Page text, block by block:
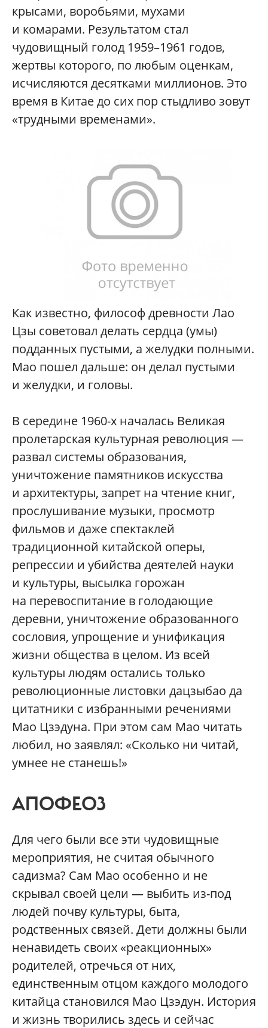
крысами, воробьями, мухами
и комарами. Результатом стал
чудовищный голод 1959–1961 годов,
жертвы которого, по любым оценкам,
исчисляются десятками миллионов. Это
время в Китае до сих пор стыдливо зовут
«трудными временами».
Как известно, философ древности Лао
Цзы советовал делать сердца (умы)
подданных пустыми, а желудки полными.
Мао пошел дальше: он делал пустыми
и желудки, и головы.
В середине 1960-х началась Великая
пролетарская культурная революция —
развал системы образования,
уничтожение памятников искусства
и архитектуры, запрет на чтение книг,
прослушивание музыки, просмотр
фильмов и даже спектаклей
традиционной китайской оперы,
репрессии и убийства деятелей науки
и культуры, высылка горожан
на перевоспитание в голодающие
деревни, уничтожение образованного
сословия, упрощение и унификация
жизни общества в целом. Из всей
культуры людям остались только
революционные листовки дацзыбао да
цитатники с избранными речениями
Мао Цзэдуна. При этом сам Мао читать
любил, но заявлял: «Сколько ни читай,
умнее не станешь!»
АПОФЕОЗ
Для чего были все эти чудовищные
мероприятия, не считая обычного
садизма? Сам Мао особенно и не
скрывал своей цели — выбить из-под
людей почву культуры, быта,
родственных связей. Дети должны были
ненавидеть своих «реакционных»
родителей, отречься от них,
единственным отцом каждого молодого
китайца становился Мао Цзэдун. История
и жизнь творились здесь и сейчас